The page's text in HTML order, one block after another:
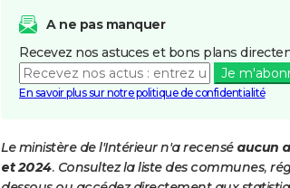
A ne pas manquer
Recevez nos astuces et bons plans
Je
En savoir plus sur notre politique de confidentialité
Le ministère de l'Intérieur n'a recensé aucun
et 2024. Consultez la liste des communes,